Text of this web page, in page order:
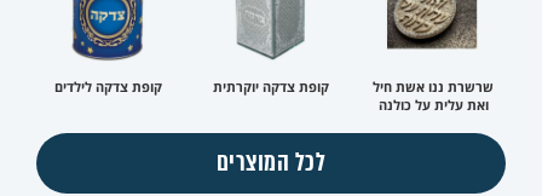
שרשרת ננו אשת חיל
ואת עלית על כולנה
קופת צדקה יוקרתית קופת צדקה לילדים
לכל המוצרים